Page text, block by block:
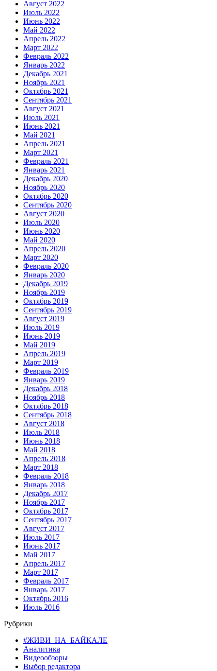
Август 2022
Июль 2022
Июнь 2022
Май 2022
Апрель 2022
Март 2022
Февраль 2022
Январь 2022
Декабрь 2021
Ноябрь 2021
Октябрь 2021
Сентябрь 2021
Август 2021
Июль 2021
Июнь 2021
Май 2021
Апрель 2021
Март 2021
Февраль 2021
Январь 2021
Декабрь 2020
Ноябрь 2020
Октябрь 2020
Сентябрь 2020
Август 2020
Июль 2020
Июнь 2020
Май 2020
Апрель 2020
Март 2020
Февраль 2020
Январь 2020
Декабрь 2019
Ноябрь 2019
Октябрь 2019
Сентябрь 2019
Август 2019
Июль 2019
Июнь 2019
Май 2019
Апрель 2019
Март 2019
Февраль 2019
Январь 2019
Декабрь 2018
Ноябрь 2018
Октябрь 2018
Сентябрь 2018
Август 2018
Июль 2018
Июнь 2018
Май 2018
Апрель 2018
Март 2018
Февраль 2018
Январь 2018
Декабрь 2017
Ноябрь 2017
Октябрь 2017
Сентябрь 2017
Август 2017
Июль 2017
Июнь 2017
Май 2017
Апрель 2017
Март 2017
Февраль 2017
Январь 2017
Октябрь 2016
Июль 2016
Рубрики
#ЖИВИ_НА_БАЙКАЛЕ
Аналитика
Видеообзоры
Выбор редактора